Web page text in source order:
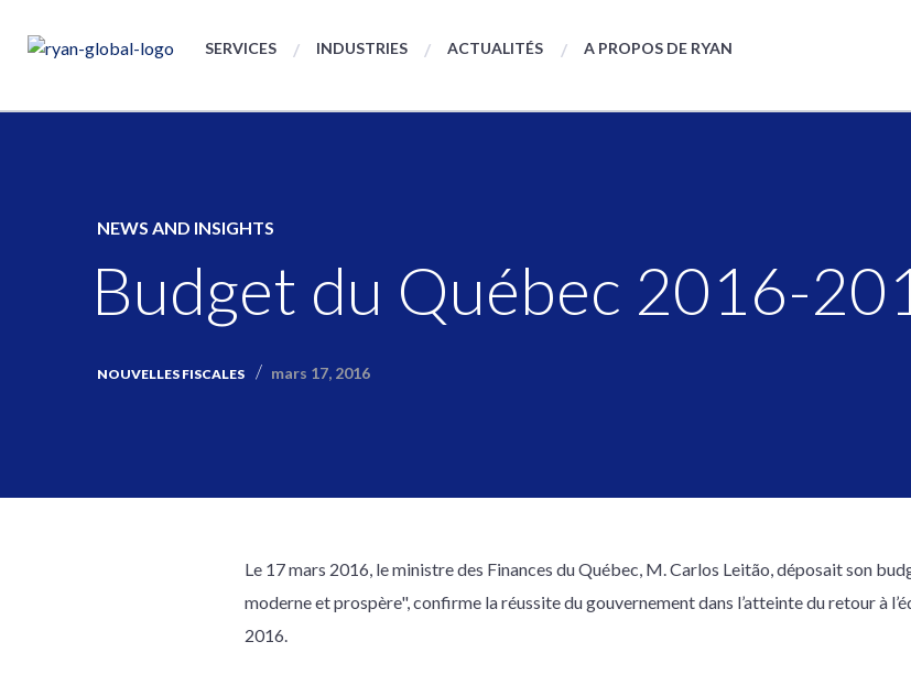
SERVICES INDUSTRIES ACTUALITÉS A PROPOS DE RYAN
NEWS AND INSIGHTS
Budget du Québec 2016-
NOUVELLES FISCALES mars 17, 2016
Le 17 mars 2016, le ministre des Finances du Québec, M. Carlos Leitão, déposait son
moderne et prospère", confirme la réussite du gouvernement dans l’atteinte du retour à
2016.